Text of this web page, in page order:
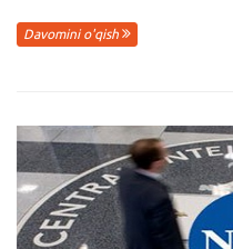
Davomini o'qish